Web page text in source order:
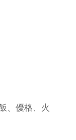
、優格、火